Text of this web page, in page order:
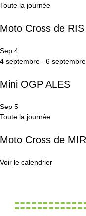
Toute la journée
Moto Cross de
Sep 4
4 septembre - 6 septembre
Mini OGP ALES
Sep 5
Toute la journée
Moto Cross de
Voir le calendrier